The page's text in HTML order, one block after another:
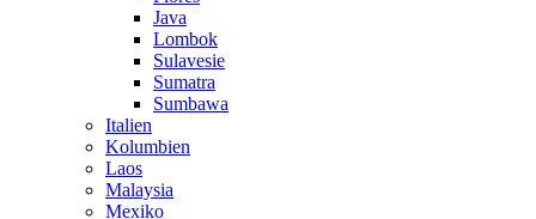
Java
Lombok
Sulavesie
Sumatra
Sumbawa
Italien
Kolumbien
Laos
Malaysia
Mexiko